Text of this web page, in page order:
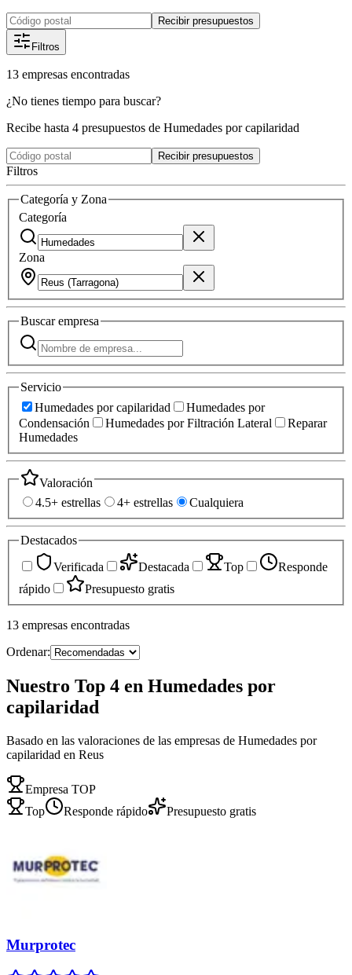
Recibir presupuestos
Filtros
13 empresas encontradas
¿No tienes tiempo para buscar?
Recibe hasta 4 presupuestos de Humedades por capilaridad
Recibir presupuestos
Filtros
Categoría y Zona
Categoría
Zona
Buscarempresa
Servicio
Humedades por capilaridad
Humedades por
Condensación
Humedades por Filtración Lateral
Reparar
Humedades
Valoración
4.5+ estrellas
4+ estrellas Cualquiera
Destacados
Verificada
Destacada Top
Responde
rápido
Presupuesto gratis
13 empresas encontradas
Ordenar:
Nuestro Top 4 en Humedades por
capilaridad
Basado en las valoraciones de las empresas de Humedades por
capilaridad en Reus
Empresa TOP
Top
Responde rápido Presupuesto gratis
Murprotec